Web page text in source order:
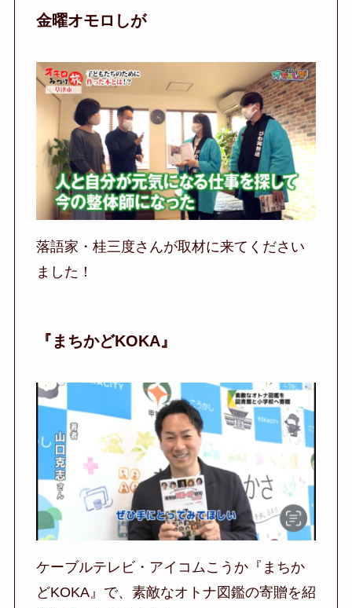
金曜オモロしが
落語家・桂三度さんが取材に来てください
ました！
『まちかどKOKA』
ケーブルテレビ・アイコムこうか『まちか
どKOKA』で、素敵なオトナ図鑑の寄贈を紹